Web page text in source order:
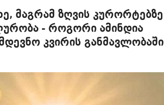
მაგრამ ზღვის კურორტებზე
- როგორი ამინდია
კვირის განმავლობაში